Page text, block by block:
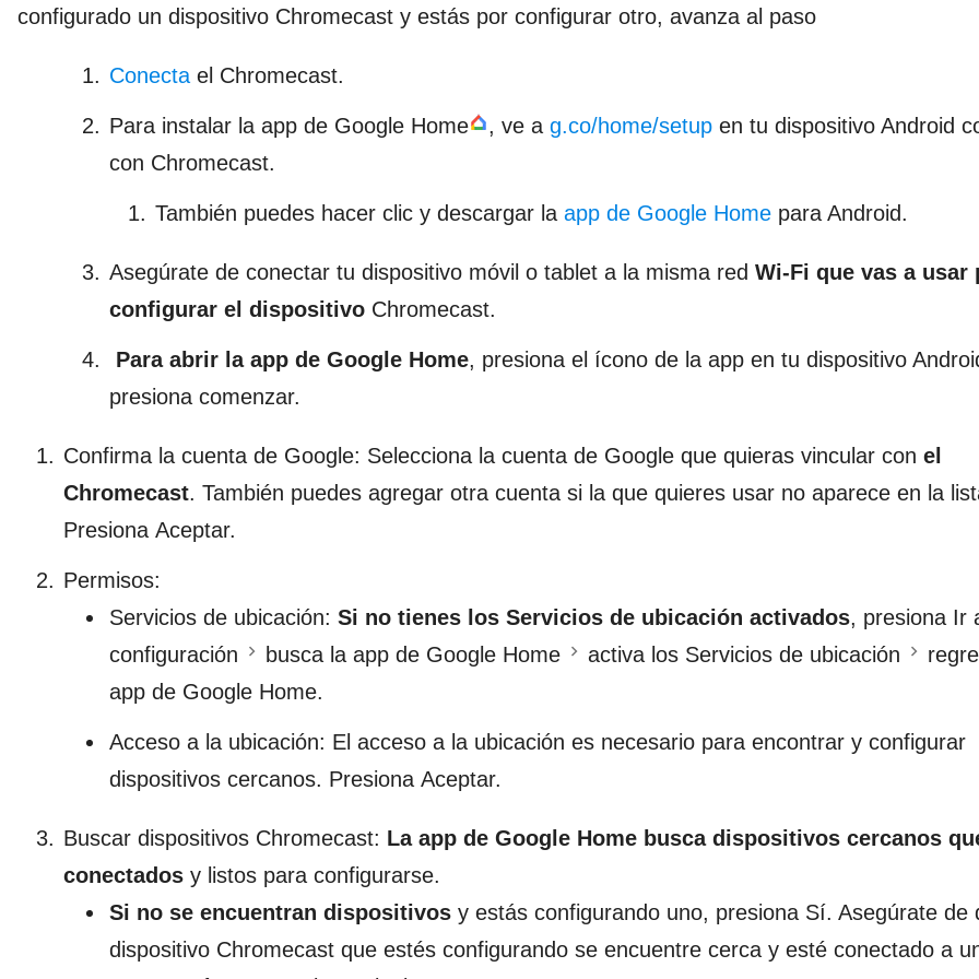
configurado un dispositivo Chromecast y estás por configurar otro, avanza al paso
Conecta el Chromecast.
Para instalar la app de Google Home , ve a g.co/home/setup en tu dispositivo Android
con Chromecast.
También puedes hacer clic y descargar la app de Google Home para Android.
Asegúrate de conectar tu dispositivo móvil o tablet a la misma red Wi-Fi que vas a usar
configurar el dispositivo Chromecast.
Para abrir la app de Google Home, presiona el ícono de la app en tu dispositivo
presiona comenzar.
Confirma la cuenta de Google: Selecciona la cuenta de Google que quieras vincular con el
Chromecast. También puedes agregar otra cuenta si la que quieres usar no aparece en la
Presiona Aceptar.
Permisos:
​Servicios de ubicación: Si no tienes los Servicios de ubicación activados, presiona Ir
configuración
busca la app de Google Home activa los Servicios de ubicación
app de Google Home.
Acceso a la ubicación: El acceso a la ubicación es necesario para encontrar y configurar
dispositivos cercanos. Presiona Aceptar.
Buscar dispositivos Chromecast: La app de Google Home busca dispositivos cercanos
conectados y listos para configurarse.
Si no se encuentran dispositivos y estás configurando uno, presiona Sí. Asegúrate de
dispositivo Chromecast que estés configurando se encuentre cerca y esté conectado a